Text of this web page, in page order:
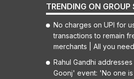
TRENDING ON GROUP
No charges on UPI for
transactions to remain
merchants | All you
Rahul Gandhi
Goonj' event: 'No one